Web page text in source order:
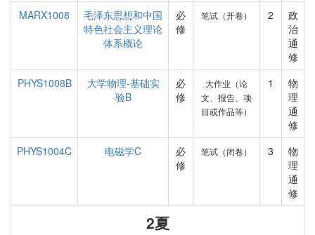
MARX1008
毛泽东思想和中国
特色社会主义理论
体系概论
必
修
笔试（开卷） 2
政
治
通
修
PHYS1008B
大学物理-基础实
验B
必
修
大作业（论
文、报告、项
目或作品等）
1
物
理
通
修
PHYS1004C
电磁学C
必
修
笔试（闭卷） 3
物
理
通
修
2夏